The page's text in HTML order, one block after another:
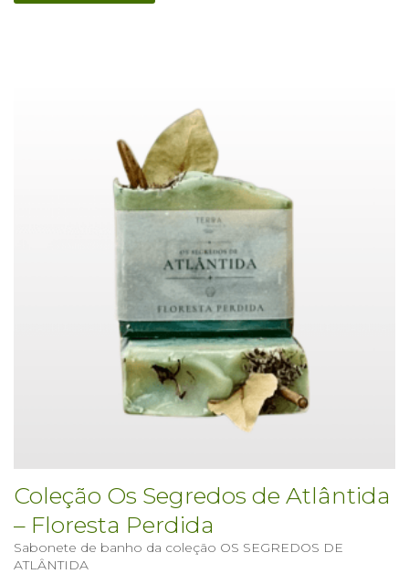
Coleção Os Segredos de Atlântida
– Floresta Perdida
Sabonete de banho da coleção OS SEGREDOS DE
ATLÂNTIDA